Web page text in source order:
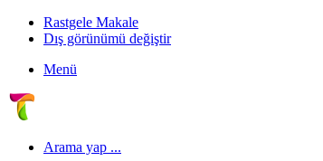
Rastgele Makale
Dış görünümü değiştir
Menü
Arama yap ...